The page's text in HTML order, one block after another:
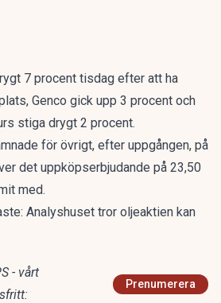
7 procent tisdag efter att ha
Genco gick upp 3 procent och
stiga drygt 2 procent.
för övrigt, efter uppgången, på
det uppköpserbjudande på 23,50
med.
Analyshuset tror oljeaktien kan
- vårt
Prenumerera